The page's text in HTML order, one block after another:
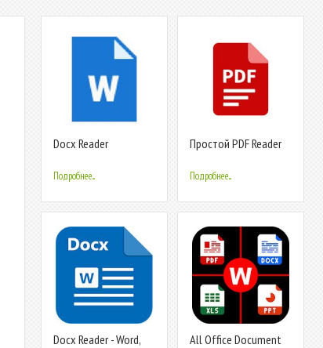
Docx Reader
Подробнее...
Простой PDF Reader
Подробнее...
Docx Reader - Word,
All Office Document